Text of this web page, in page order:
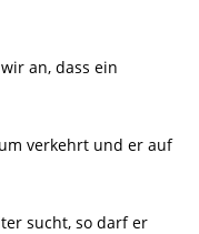
an, dass ein
verkehrt und er auf
sucht, so darf er